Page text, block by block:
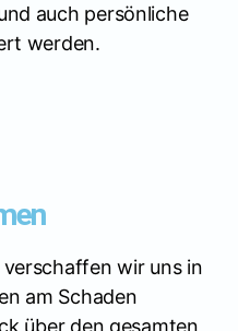
auch persönliche
werden.
wir uns in
am Schaden
über den gesamten